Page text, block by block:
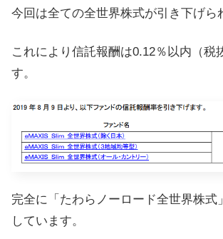
今回は全ての全世界株式が引き下げら
これにより信託報酬は0.12％以内（税
す。
完全に「たわらノーロード全世界株式
しています。